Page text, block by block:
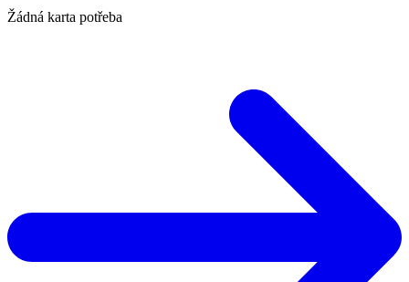
Žádná karta potřeba